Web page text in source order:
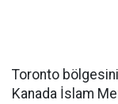
Toronto
Kanada İslam